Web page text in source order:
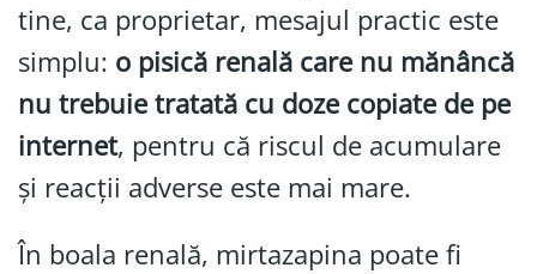
tine, ca proprietar, mesajul practic este
simplu: o pisică renală care nu mănâncă
nu trebuie tratată cu doze copiate de pe
internet, pentru că riscul de acumulare
și reacții adverse este mai mare.
În boala renală, mirtazapina poate fi